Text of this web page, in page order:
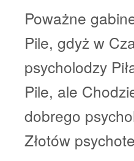
Poważne
Pile, gdyż w
psycholodzy
Pile, ale
dobrego
Złotów